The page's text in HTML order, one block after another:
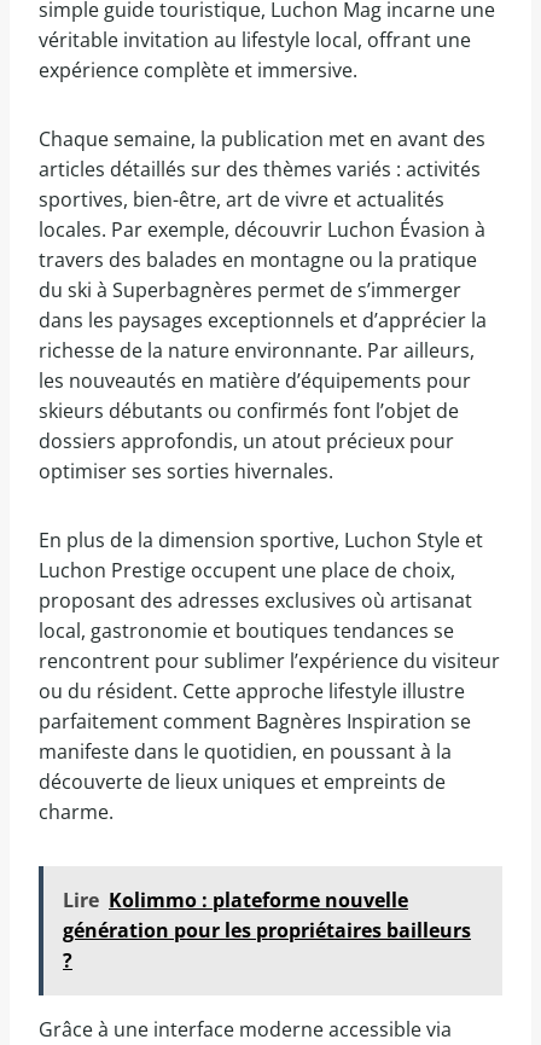
simple guide touristique, Luchon Mag incarne une
véritable invitation au lifestyle local, offrant une
expérience complète et immersive.
Chaque semaine, la publication met en avant des
articles détaillés sur des thèmes variés : activités
sportives, bien-être, art de vivre et actualités
locales. Par exemple, découvrir Luchon Évasion à
travers des balades en montagne ou la pratique
du ski à Superbagnères permet de s’immerger
dans les paysages exceptionnels et d’apprécier la
richesse de la nature environnante. Par ailleurs,
les nouveautés en matière d’équipements pour
skieurs débutants ou confirmés font l’objet de
dossiers approfondis, un atout précieux pour
optimiser ses sorties hivernales.
En plus de la dimension sportive, Luchon Style et
Luchon Prestige occupent une place de choix,
proposant des adresses exclusives où artisanat
local, gastronomie et boutiques tendances se
rencontrent pour sublimer l’expérience du visiteur
ou du résident. Cette approche lifestyle illustre
parfaitement comment Bagnères Inspiration se
manifeste dans le quotidien, en poussant à la
découverte de lieux uniques et empreints de
charme.
Lire Kolimmo : plateforme nouvelle
génération pour les propriétaires bailleurs
?
Grâce à une interface moderne accessible via